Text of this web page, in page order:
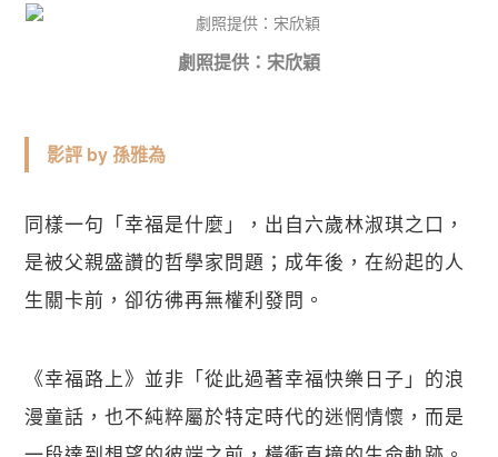
劇照提供：宋欣穎
影評 by 孫雅為
同樣一句「幸福是什麼」，出自六歲林淑琪之口，
是被父親盛讚的哲學家問題；成年後，在紛起的人
生關卡前，卻彷彿再無權利發問。
《幸福路上》並非「從此過著幸福快樂日子」的浪
漫童話，也不純粹屬於特定時代的迷惘情懷，而是